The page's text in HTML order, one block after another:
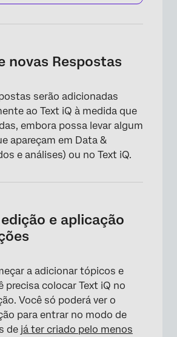
novas Respostas
serão adicionadas
ao Text iQ à medida que
embora possa levar algum
apareçam em Data &
e análises) ou no Text iQ.
e aplicação
a adicionar tópicos e
precisa colocar Text iQ no
Você só poderá ver o
para entrar no modo de
de já ter criado pelo menos